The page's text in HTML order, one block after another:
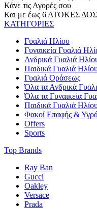
Κάνε τις Αγορές σου
Και με έως 6 ΑΤΟΚΕΣ
ΚΑΤΗΓΟΡΙΕΣ
Γυαλιά Ηλίου
Γυναικεία Γυαλιά
Ανδρικά Γυαλιά
Παιδικά Γυαλιά
Γυαλιά Οράσεως
Όλα τα Ανδρικά
Όλα τα Γυναικεία
Παιδικά Γυαλιά
Φακοί Επαφής &
Offers
Sports
Top Brands
Ray Ban
Gucci
Oakley
Versace
Prada